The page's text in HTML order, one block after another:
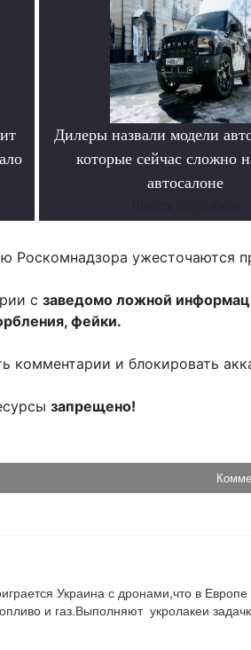
Дилеры назвали модели
которые сейчас сложно
автосалоне
Роскомнадзора ужесточаются
с заведомо ложной
фейки.
комментарии и блокировать
запрещено!
Украина с дронами,что в
и газ.Выполняют  укролакеи